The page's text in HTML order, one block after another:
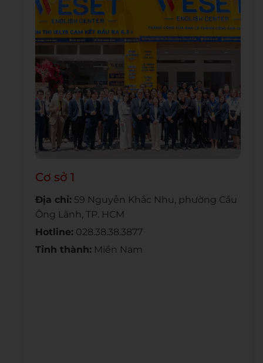
Cơ sở 1
Địa chỉ: 59 Nguyễn Khắc Nhu, phường Cầu
Ông Lãnh, TP. HCM
Hotline: 028.38.38.3877
Tỉnh thành: Miền Nam